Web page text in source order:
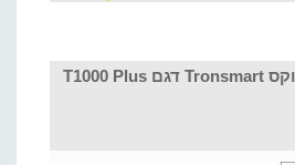
סטרימר אלחוטי לינוקס Tronsmart דגם T1000 Plus